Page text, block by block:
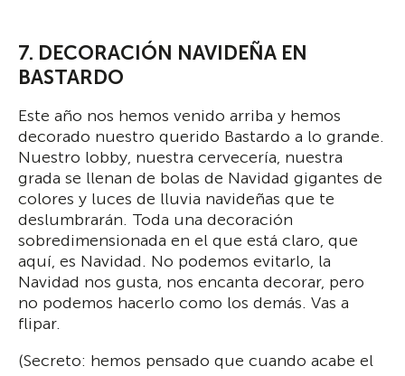
7. DECORACIÓN NAVIDEÑA EN
BASTARDO
Este año nos hemos venido arriba y hemos
decorado nuestro querido Bastardo a lo grande.
Nuestro lobby, nuestra cervecería, nuestra
grada se llenan de bolas de Navidad gigantes de
colores y luces de lluvia navideñas que te
deslumbrarán. Toda una decoración
sobredimensionada en el que está claro, que
aquí, es Navidad. No podemos evitarlo, la
Navidad nos gusta, nos encanta decorar, pero
no podemos hacerlo como los demás. Vas a
flipar.
(Secreto: hemos pensado que cuando acabe el